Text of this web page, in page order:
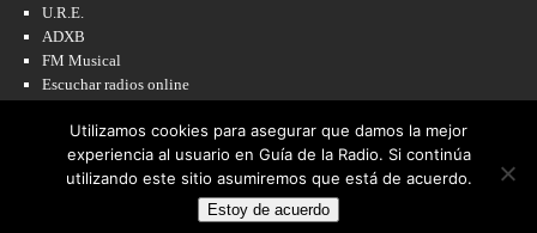
U.R.E.
ADXB
FM Musical
Escuchar radios online
Copyright © 2022 - Guía de la Radio
Utilizamos cookies para asegurar que damos la mejor
experiencia al usuario en Guía de la Radio. Si continúa
utilizando este sitio asumiremos que está de acuerdo.
Estoy de acuerdo